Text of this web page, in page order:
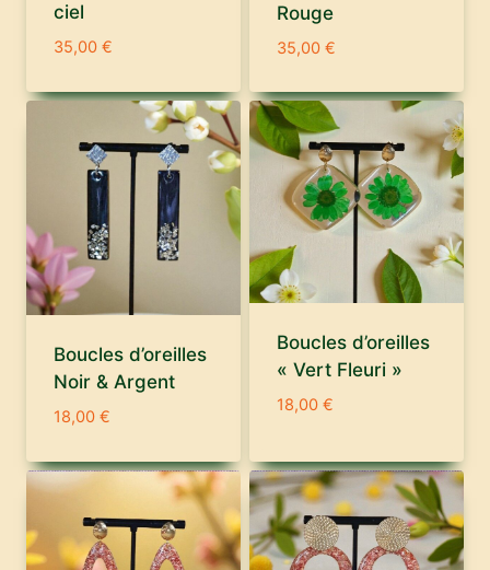
ciel
35,00 €
Rouge
35,00 €
Boucles d’oreilles
Noir & Argent
18,00 €
Boucles d’oreilles
« Vert Fleuri »
18,00 €